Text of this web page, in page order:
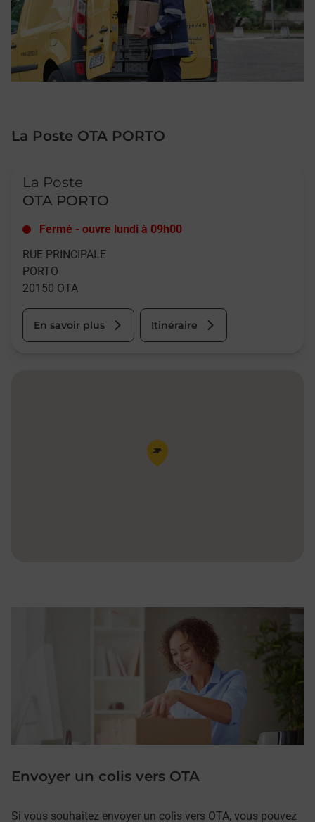
La Poste OTA PORTO
La Poste
OTA PORTO
Fermé - ouvre lundi à 09h00
RUE PRINCIPALE
PORTO
20150 OTA
En savoir plus Itinéraire
Pin de la carte
Envoyer un colis vers OTA
Si vous souhaitez envoyer un colis vers OTA, vous pouvez